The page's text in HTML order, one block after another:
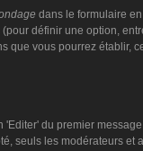
dans le formulaire
définir une option,
que vous pourrez établir,
du premier
seuls les modérateurs et